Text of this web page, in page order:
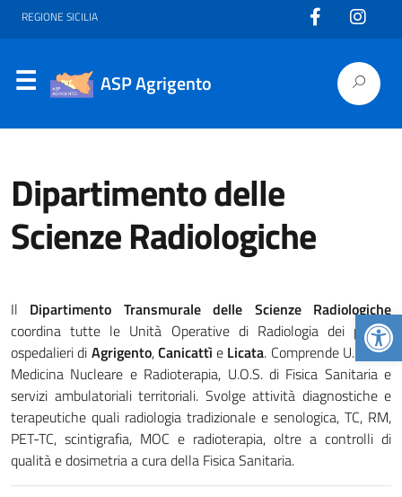
REGIONE SICILIA
ASP Agrigento
Dipartimento delle
Scienze Radiologiche
Il Dipartimento Transmurale delle Scienze Radiologiche
coordina tutte le Unità Operative di Radiologia dei presidi
ospedalieri di Agrigento,Canicattìe Licata. Comprende U.O.C. di
Medicina Nucleare e Radioterapia, U.O.S. di Fisica Sanitaria e
servizi ambulatoriali territoriali. Svolge attività diagnostiche e
terapeutiche quali radiologia tradizionale e senologica, TC, RM,
PET-TC, scintigrafia, MOC e radioterapia, oltre a controlli di
qualità e dosimetria a cura della Fisica Sanitaria.